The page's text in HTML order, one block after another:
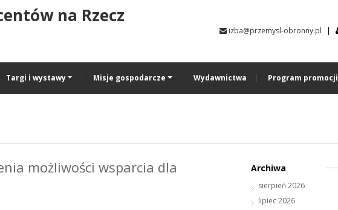
na Rzecz
izba@przemysl-obronny.pl |
Targi i wystawy Misje gospodarcze Wydawnictwa Program promocji
możliwości wsparcia dla
Archiwa
sierpień 2026
lipiec 2026